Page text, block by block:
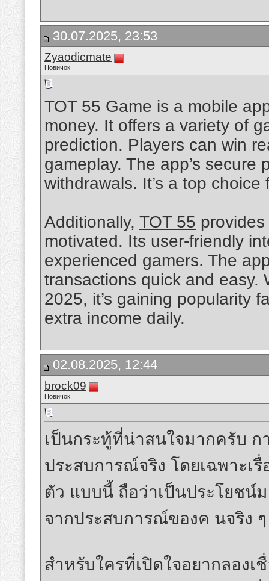
30.07.2025, 23:53
Zyaodicmate
Новичок
TOT 55 Game is a mobile
money. It offers a variety of
prediction. Players can win
gameplay. The app’s
withdrawals. It’s a top
Additionally, TOT 55
motivated. Its user-friendly
experienced gamers. The
transactions quick and easy.
2025, it’s gaining popularity
extra income daily.
02.08.2025, 12:44
brock09
Новичок
เป็นกระทู้ที่น่าสนใจมากครับ
ประสบการณ์จริง โดยเฉพาะเ
ตัว แบบนี้ ถือว่าเป็นประโยชน์
จากประสบการณ์ของค นจริง ๆ
สำหรับใครที่เปิดใจอยากลอง